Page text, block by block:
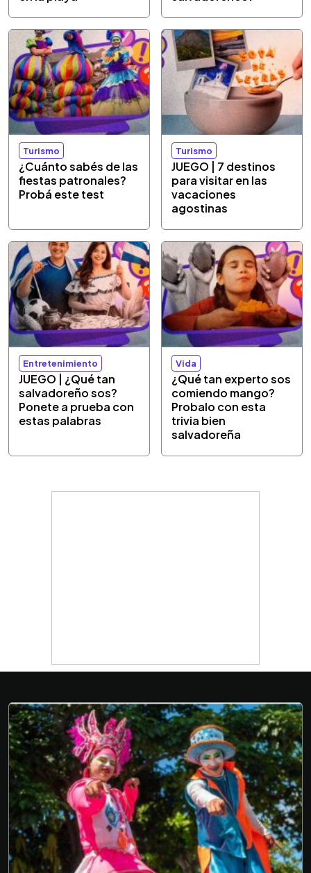
Turismo
¿Cuánto sabés de las
fiestas patronales?
Probá este test
Turismo
JUEGO | 7 destinos
para visitar en las
vacaciones
agostinas
Entretenimiento
JUEGO | ¿Qué tan
salvadoreño sos?
Ponete a prueba con
estas palabras
Vida
¿Qué tan experto sos
comiendo mango?
Probalo con esta
trivia bien
salvadoreña